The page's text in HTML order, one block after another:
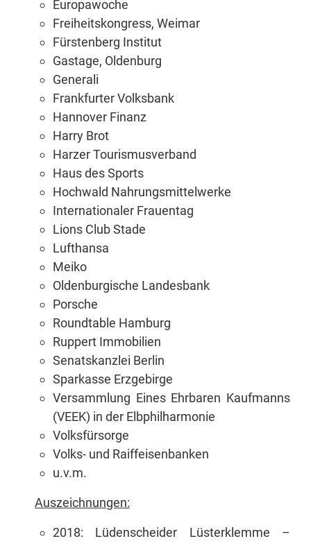
Eu­ro­pa­wo­che
Frei­heits­kon­gress, Weimar
Fürs­ten­berg Institut
Gas­ta­ge, Oldenburg
Ge­ne­ra­li
Frank­fur­ter Volksbank
Han­no­ver Finanz
Har­ry Brot
Har­zer Tourismusverband
Haus des Sports
Hoch­wald Nahrungsmittelwerke
In­ter­na­tio­na­ler Frauentag
Li­ons Club Stade
Luft­han­sa
Mei­ko
Ol­den­bur­gi­sche Landesbank
Por­sche
Round­ta­ble Hamburg
Rup­pert Immobilien
Se­nats­kanz­lei Berlin
Spar­kas­se Erzgebirge
Ver­samm­lung Ei­nes Ehr­ba­ren Kauf­manns
(VEEK) in der Elbphilharmonie
Volks­für­sor­ge
Volks- und Raiffeisenbanken
u.v.m.
Aus­zeich­nun­gen:
2018: Lü­den­schei­der Lüs­ter­klem­me –